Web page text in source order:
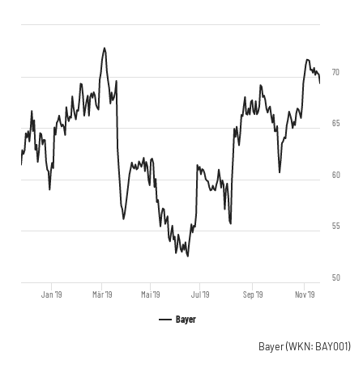
Bayer
Jan '19 Mär '19 Mai '19 Jul '19 Sep '19 Nov '19
50
55
60
65
70
Bayer(WKN: BAY001)